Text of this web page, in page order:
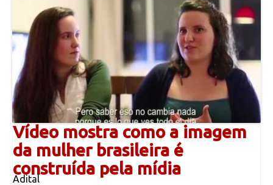
Vídeo mostra como a imagem
da mulher brasileira é
construída pela mídia
Adital